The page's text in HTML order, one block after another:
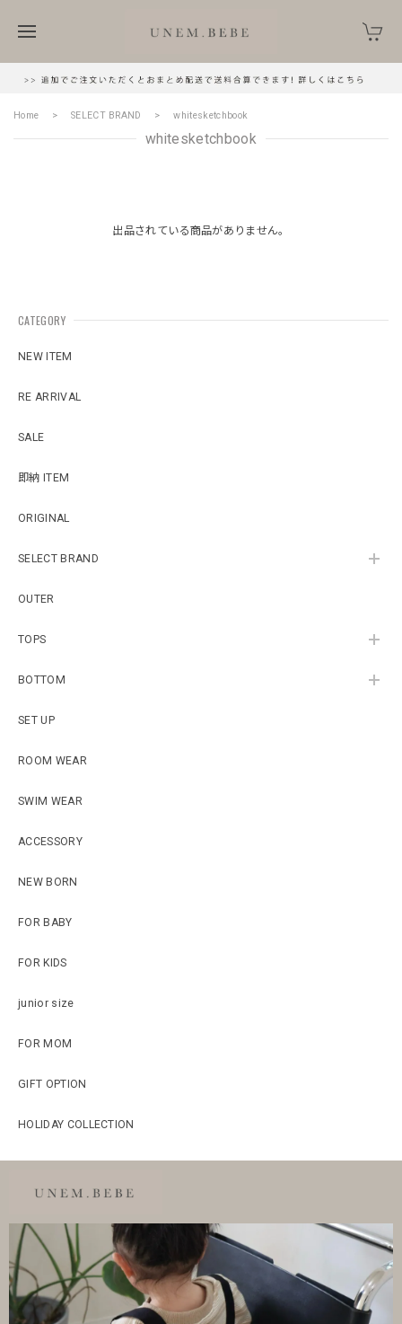
Home SELECT BRAND whitesketchbook
whitesketchbook
出品されている商品がありません。
CATEGORY
NEW ITEM
RE ARRIVAL
SALE
即納 ITEM
ORIGINAL
SELECT BRAND
OUTER
TOPS
BOTTOM
SET UP
ROOM WEAR
SWIM WEAR
ACCESSORY
NEW BORN
FOR BABY
FOR KIDS
junior size
FOR MOM
GIFT OPTION
HOLIDAY COLLECTION